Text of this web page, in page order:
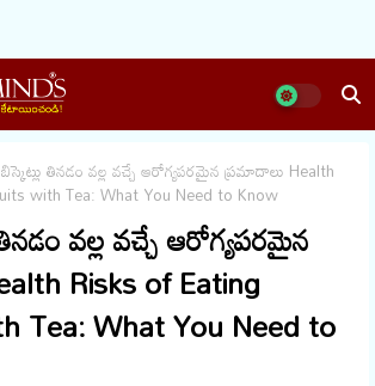
తినడం వల్ల వచ్చే ఆరోగ్యపరమైన ప్రమాదాలు Health
with Tea: What You Need to Know
వల్ల వచ్చే ఆరోగ్యపరమైన
Risks of Eating
Tea: What You Need to